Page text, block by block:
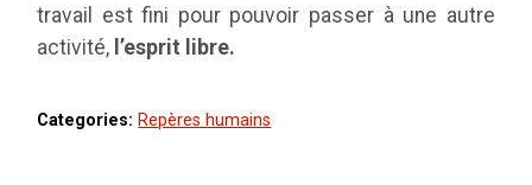
travail est fini pour pouvoir passer à une autre
activité, l’esprit libre.
Categories: Repères humains